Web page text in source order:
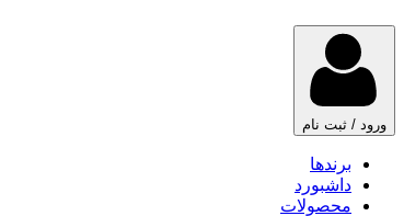
ورود / ثبت نام
برندها
داشبورد
محصولات